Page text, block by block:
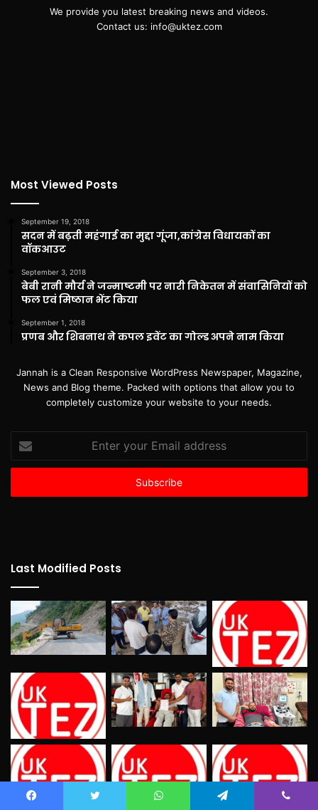
We provide you latest breaking news and videos.
Contact us: info@uktez.com
Most Viewed Posts
September 19, 2018
सदन में बढ़ती महंगाई का मुद्दा गूंजा,कांग्रेस विधायकों का
वॉकआउट
September 3, 2018
बेबी रानी मौर्य ने जन्माष्टमी पर नारी निकेतन में संवासिनियों को
फल एवं मिष्ठान भेंट किया
September 1, 2018
प्रणब और शिबनाथ ने कपल इवेंट का गोल्ड अपने नाम किया
Jannah is a Clean Responsive WordPress Newspaper, Magazine,
News and Blog theme. Packed with options that allow you to
completely customize your website to your needs.
Enter
your
Email
Last Modified Posts